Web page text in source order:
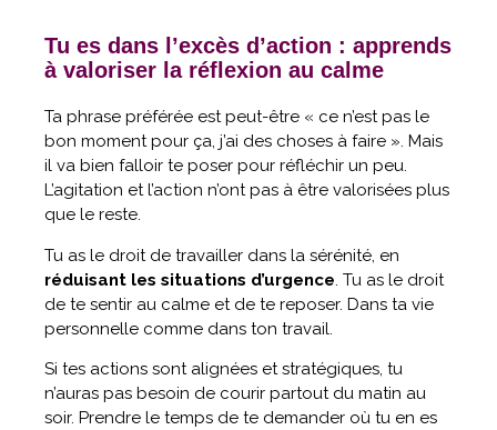
Tu es dans l’excès d’action : apprends
à valoriser la réflexion au calme
Ta phrase préférée est peut-être « ce n’est pas le
bon moment pour ça, j’ai des choses à faire ». Mais
il va bien falloir te poser pour réfléchir un peu.
L’agitation et l’action n’ont pas à être valorisées plus
que le reste.
Tu as le droit de travailler dans la sérénité, en
réduisant les situations d’urgence . Tu as le droit
de te sentir au calme et de te reposer. Dans ta vie
personnelle comme dans ton travail.
Si tes actions sont alignées et stratégiques, tu
n’auras pas besoin de courir partout du matin au
soir. Prendre le temps de te demander où tu en es